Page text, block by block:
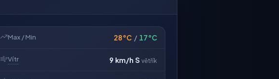
Max / Min 28°C / 17°C
Vítr 9 km/h S větřík